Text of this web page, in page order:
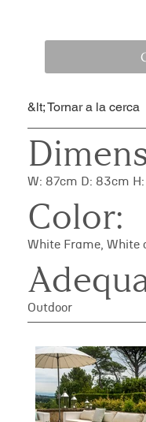
&lt; Tornar a la cerca
Color:
W: 87cm D: 83cm
White Frame, White
Outdoor